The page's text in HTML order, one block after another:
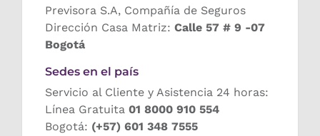
Previsora S.A, Compañía de Seguros
Dirección Casa Matriz: Calle 57 # 9 -07
Bogotá
Sedes en el país
Servicio al Cliente y Asistencia 24 horas:
Línea Gratuita 01 8000 910 554
Bogotá: (+57) 601 348 7555